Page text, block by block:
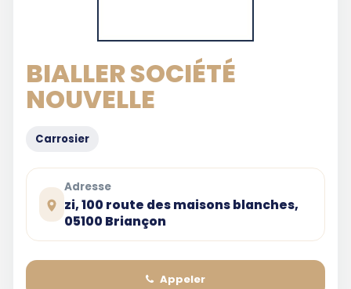
BIALLER SOCIÉTÉ
NOUVELLE
Carrosier
Adresse
zi, 100 route des maisons blanches,
05100 Briançon
Appeler